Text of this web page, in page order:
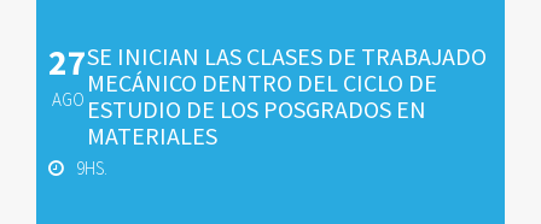
27
AGO
SE INICIAN LAS CLASES DE TRABAJADO
MECÁNICO DENTRO DEL CICLO DE
ESTUDIO DE LOS POSGRADOS EN
MATERIALES
9HS.